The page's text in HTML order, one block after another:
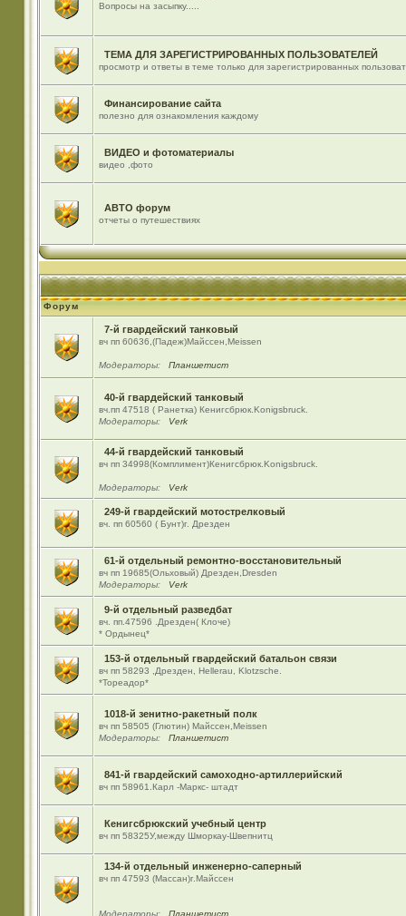
Вопросы на засыпку.....
ТЕМА ДЛЯ ЗАРЕГИСТРИРОВАННЫХ ПОЛЬЗОВАТЕЛЕЙ
просмотр и ответы в теме только для зарегистрированных
Финансирование сайта
полезно для ознакомления каждому
ВИДЕО и фотоматериалы
видео ,фото
АВТО форум
отчеты о путешествиях
Форум
7-й гвардейский танковый
вч пп 60636,(Падеж)Майсcен,Meissen
Модераторы: Планшетист
40-й гвардейский танковый
вч.пп 47518 ( Ранетка) Кенигсбрюк.Konigsbruck.
Модераторы:
Verk
44-й гвардейский танковый
вч пп 34998(Комплимент)Кенигсбрюк.Konigsbruck.
Модераторы: Verk
249-й гвардейский мотострелковый
вч. пп 60560 ( Бунт)г. Дрезден
61-й отдельный ремонтно-восстановительный
вч пп 19685(Ольховый) Дрезден,Dresden
Модераторы:
Verk
9-й отдельный разведбат
вч. пп.47596 .Дрезден( Клоче)
* Ордынец*
153-й отдельный гвардейский батальон связи
вч пп 58293 ,Дрезден, Hellerau, Klotzsche.
*Тореадор*
1018-й зенитно-ракетный полк
вч пп 58505 (Глютин) Майсcен,Meissen
Модераторы:
Планшетист
841-й гвардейский самоходно-артиллерийский
вч пп 58961.Карл -Маркс- штадт
Кенигсбрюкский учебный центр
вч пп 58325У,между Шморкау-Швепнитц
134-й отдельный инженерно-саперный
вч пп 47593 (Массан)г.Майссен
Модераторы: Планшетист